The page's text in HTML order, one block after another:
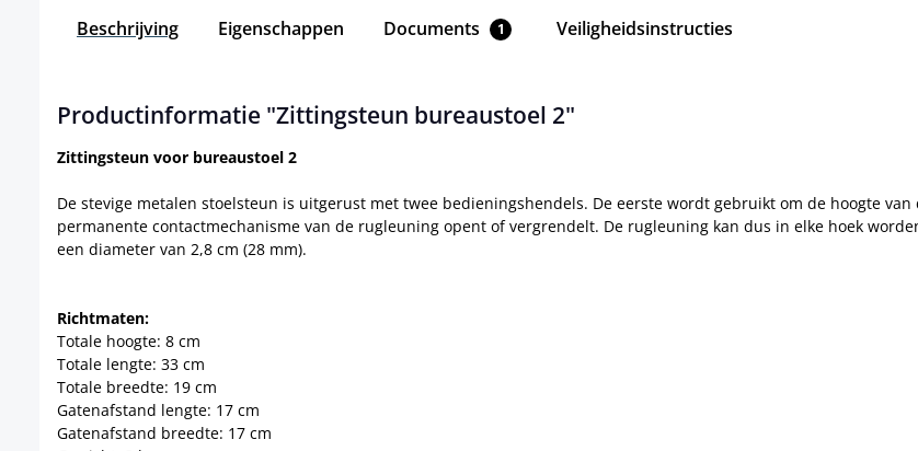
Beschrijving Eigenschappen Documents 1 Veiligheidsinstructies
Productinformatie "Zittingsteun bureaustoel 2"
Zittingsteun voor bureaustoel 2
De stevige metalen stoelsteun is uitgerust met twee bedieningshendels. De eerste wordt gebruikt om de hoogte
permanente contactmechanisme van de rugleuning opent of vergrendelt. De rugleuning kan dus in elke hoek
een diameter van 2,8 cm (28 mm).
Richtmaten:
Totale hoogte: 8 cm
Totale lengte: 33 cm
Totale breedte: 19 cm
Gatenafstand lengte: 17 cm
Gatenafstand breedte: 17 cm